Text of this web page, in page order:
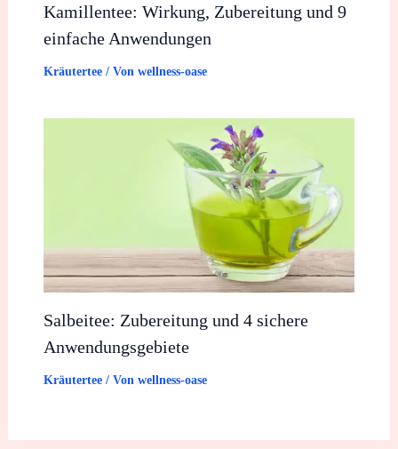
Kamillentee: Wirkung, Zubereitung und 9
einfache Anwendungen
Kräutertee/ Von wellness-oase
Salbeitee: Zubereitung und 4 sichere
Anwendungsgebiete
Kräutertee/ Von wellness-oase